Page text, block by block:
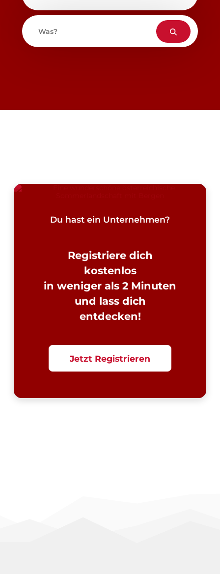
Was?
Du hast ein Unternehmen?
Registriere dich
kostenlos
in weniger als 2 Minuten
und lass dich
entdecken!
Jetzt Registrieren